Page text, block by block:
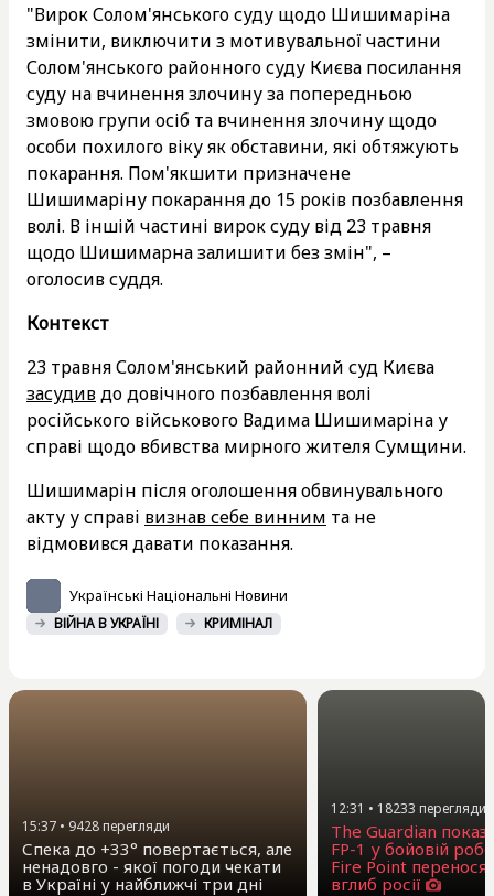
"Вирок Солом'янського суду щодо Шишимаріна
змінити, виключити з мотивувальної частини
Солом'янського районного суду Києва посилання
суду на вчинення злочину за попередньою
змовою групи осіб та вчинення злочину щодо
особи похилого віку як обставини, які обтяжують
покарання. Пом'якшити призначене
Шишимаріну покарання до 15 років позбавлення
волі. В іншій частині вирок суду від 23 травня
щодо Шишимарна залишити без змін", –
оголосив суддя.
Контекст
23 травня Солом'янський районний суд Києва
засудивдо довічного позбавлення волі
російського військового Вадима Шишимаріна у
справі щодо вбивства мирного жителя Сумщини.
Шишимарін після оголошення обвинувального
акту у справі визнав себе винним та не
відмовився давати показання.
Українські Національні Новини
ВІЙНА В УКРАЇНІ КРИМІНАЛ
15:37 • 9428перегляди
Спека до +33° повертається, але
ненадовго - якої погоди чекати
в Україні у найближчі три дні
12:31 • 18233 перегляди
The Guardian
FP-1 у бойовій
Fire Point
вглиб росії